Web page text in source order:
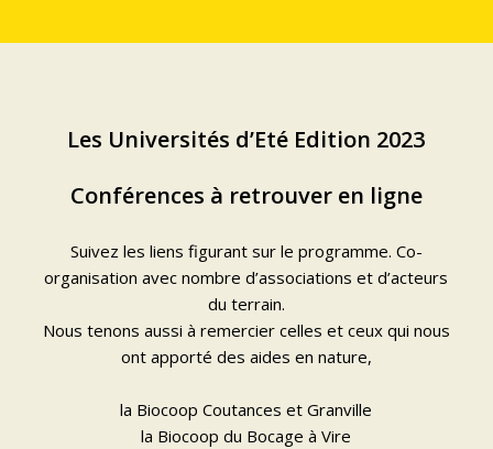
Les Universités d’Eté Edition 2023
Conférences à retrouver en ligne
Suivez les liens figurant surle programme. Co-
organisation avec nombre d’associations et d’acteurs
du terrain.
Nous tenons aussi à remercier celles et ceux qui nous
ont apporté des aides en nature,
la Biocoop Coutances et Granville
la Biocoop du Bocage à Vire